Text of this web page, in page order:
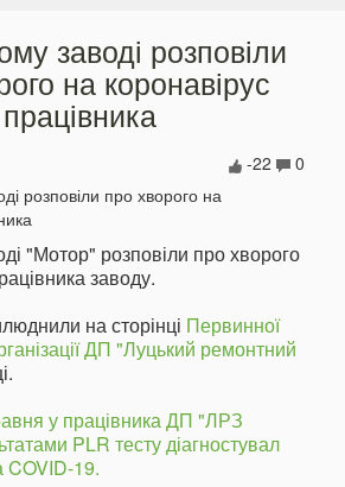
заводі розповіли
на коронавірус
працівника
0
-22
"Мотор" розповіли про хворого
заводу.
на сторінці Первинної
ДП "Луцький ремонтний
у працівника ДП "ЛРЗ
PLR тесту діагностувал
19.